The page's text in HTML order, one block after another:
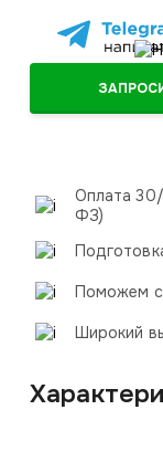
Оплата
ФЗ)
Поможем с
Широкий